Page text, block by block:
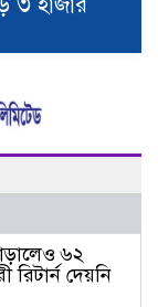
৬২
দেয়নি